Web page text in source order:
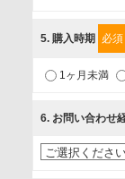
1.当社が取り
2.当社が開催
3.お客様の業
4.お客様満足
5. 購入時期 必須
1ヶ月未満
6. お問い合わせ